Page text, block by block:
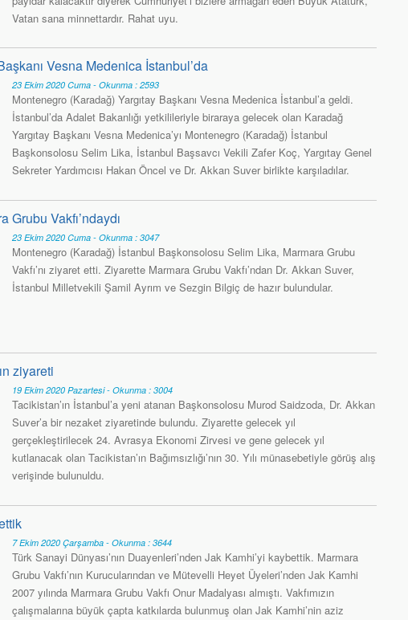
Vatan sana minnettardır. Rahat uyu.
Vesna Medenica İstanbul’da
23 Ekim 2020 Cuma - Okunma : 2593
Montenegro (Karadağ) Yargıtay Başkanı Vesna Medenica İstanbul’a geldi.
İstanbul’da Adalet Bakanlığı yetkilileriyle biraraya gelecek olan Karadağ
Yargıtay Başkanı Vesna Medenica’yı Montenegro (Karadağ) İstanbul
Başkonsolosu Selim Lika, İstanbul Başsavcı Vekili Zafer Koç, Yargıtay Genel
Sekreter Yardımcısı Hakan Öncel ve Dr. Akkan Suver birlikte karşıladılar.
Vakfı’ndaydı
23 Ekim 2020 Cuma - Okunma : 3047
Montenegro (Karadağ) İstanbul Başkonsolosu Selim Lika, Marmara Grubu
Vakfı’nı ziyaret etti. Ziyarette Marmara Grubu Vakfı’ndan Dr. Akkan Suver,
İstanbul Milletvekili Şamil Ayrım ve Sezgin Bilgiç de hazır bulundular.
ziyareti
19 Ekim 2020 Pazartesi - Okunma : 3004
Tacikistan’ın İstanbul’a yeni atanan Başkonsolosu Murod Saidzoda, Dr. Akkan
Suver’a bir nezaket ziyaretinde bulundu. Ziyarette gelecek yıl
gerçekleştirilecek 24. Avrasya Ekonomi Zirvesi ve gene gelecek yıl
kutlanacak olan Tacikistan’ın Bağımsızlığı’nın 30. Yılı münasebetiyle görüş alış
verişinde bulunuldu.
7 Ekim 2020 Çarşamba - Okunma : 3644
Türk Sanayi Dünyası’nın Duayenleri’nden Jak Kamhi’yi kaybettik. Marmara
Grubu Vakfı’nın Kurucularından ve Mütevelli Heyet Üyeleri’nden Jak Kamhi
2007 yılında Marmara Grubu Vakfı Onur Madalyası almıştı. Vakfımızın
çalışmalarına büyük çapta katkılarda bulunmuş olan Jak Kamhi’nin aziz